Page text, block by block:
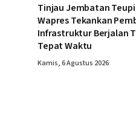
Tinjau Jembatan
Wapres Tekankan
Infrastruktur Berjalan
Tepat Waktu
Kamis, 6 Agustus 2026